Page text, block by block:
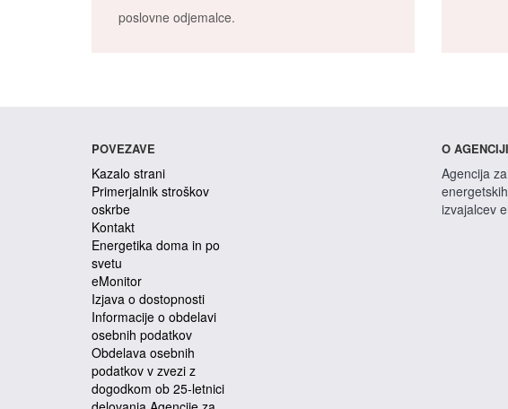
poslovne odjemalce.
POVEZAVE
Kazalo strani
Primerjalnik stroškov
oskrbe
Kontakt
Energetika doma in po
svetu
eMonitor
Izjava o dostopnosti
Informacije o obdelavi
osebnih podatkov
Obdelava osebnih
podatkov v zvezi z
dogodkom ob 25-letnici
O AGENCIJI
Agencija
izvajalcev